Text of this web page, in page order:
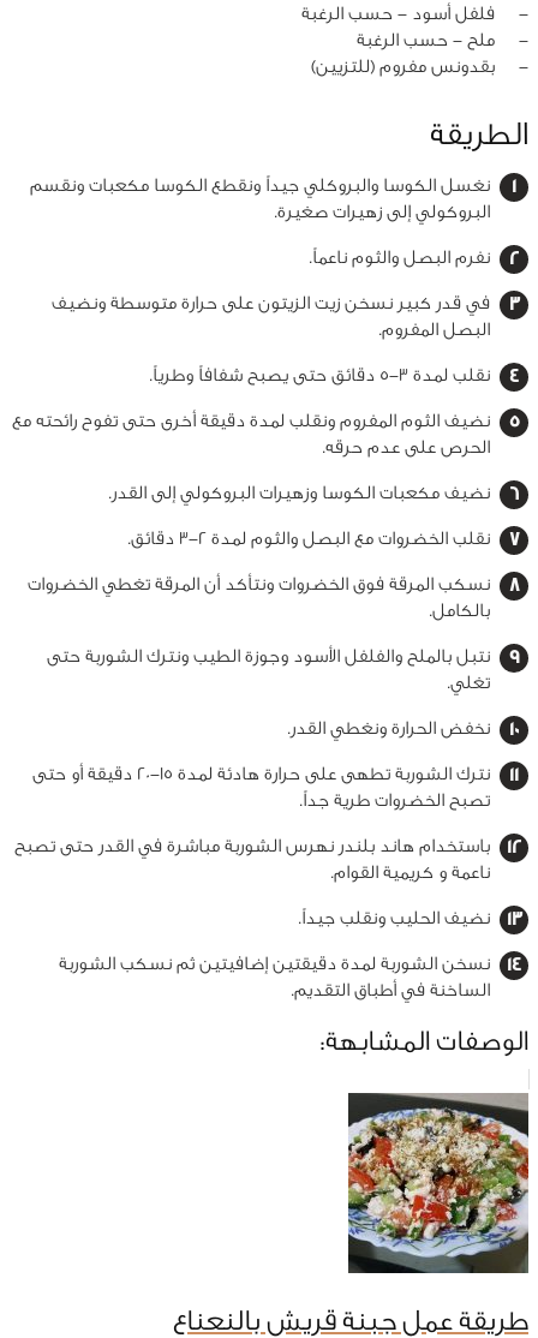
‏-
فلفل أسود - حسب الرغبة
‏-
ملح - حسب الرغبة
‏-
بقدونس مفروم (للتزيين)
الطريقة
نغسل الكوسا والبروكلي جيداً ونقطع الكوسا مكعبات ونقسم
البروكولي إلى زهيرات صغيرة.
نفرم البصل والثوم ناعماً.
في قدر كبير نسخن زيت الزيتون على حرارة متوسطة ونضيف
البصل المفروم.
نقلب لمدة 3-5 دقائق حتى يصبح شفافاً وطرياً.
نضيف الثوم المفروم ونقلب لمدة دقيقة أخرى حتى تفوح رائحته مع
الحرص على عدم حرقه.
نضيف مكعبات الكوسا وزهيرات البروكولي إلى القدر.
نقلب الخضروات مع البصل والثوم لمدة 2-3 دقائق.
نسكب المرقة فوق الخضروات ونتأكد أن المرقة تغطي الخضروات
بالكامل.
نتبل بالملح والفلفل الأسود وجوزة الطيب ونترك الشوربة حتى
تغلي.
نخفض الحرارة ونغطي القدر.
نترك الشوربة تطهى على حرارة هادئة لمدة 15-20 دقيقة أو حتى
تصبح الخضروات طرية جداً.
باستخدام هاند بلندر نهرس الشوربة مباشرة في القدر حتى تصبح
ناعمة و كريمية القوام.
نضيف الحليب ونقلب جيداً.
نسخن الشوربة لمدة دقيقتين إضافيتين ثم نسكب الشوربة
الساخنة في أطباق التقديم.
الوصفات المشابهة:
طريقة عمل جبنة قريش بالنعناع